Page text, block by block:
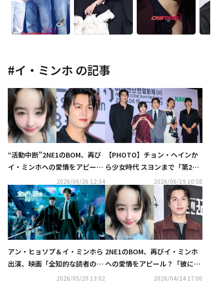
#イ・ミンホ の記事
“活動中断”2NE1のBOM、再び
イ・ミンホへの愛情をアピー
ル？新たなアカウント名に注目
集まる
2026/06/26 12:34
【PHOTO】チョン・ヘインか
ら少女時代 スヨンまで「第22
回ミジャンセン短編映画祭」に
出席
2026/06/19 10:58
アン・ヒョソプ＆イ・ミンホら
出演、映画「全知的な読者の視
点から」本日よりHuluにてレン
2026/05/20 13:02
2NE1のBOM、再びイ・ミンホ
への愛情をアピール？「彼に送
2026/04/24 17:00